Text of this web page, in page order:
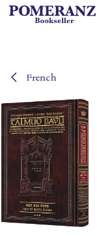
Skip to Content
French